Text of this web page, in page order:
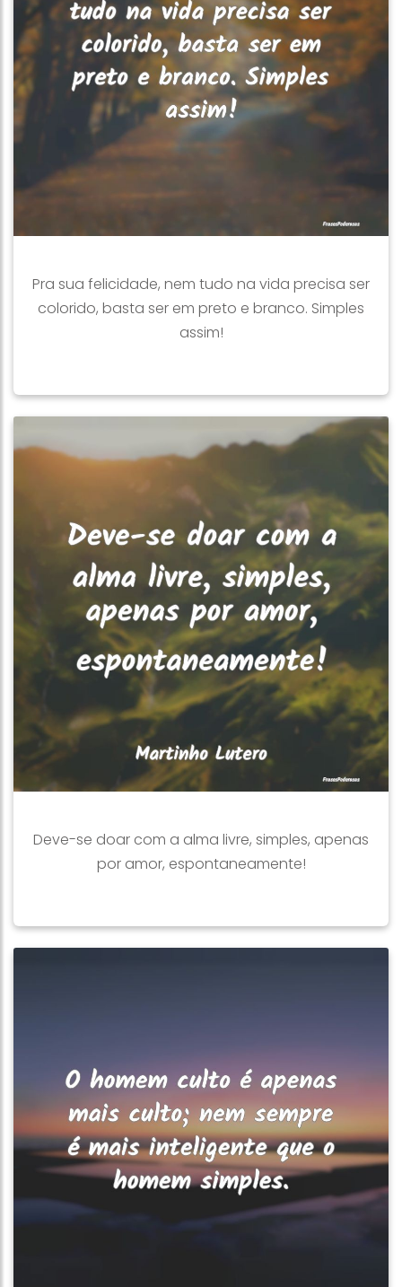
Pra sua felicidade, nem tudo na vida precisa ser
colorido, basta ser em preto e branco. Simples
assim!
Deve-se doar com a alma livre, simples, apenas
por amor, espontaneamente!